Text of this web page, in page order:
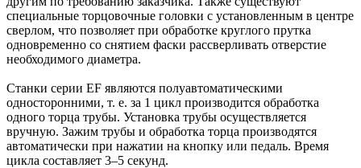
специальные торцовочные головки с установленным в центре
сверлом, что позволяет при обработке круглого прутка
одновременно со снятием фаски рассверливать отверстие
необходимого диаметра.
Станки серии EF являются полуавтоматическими
односторонними, т. е. за 1 цикл производится обработка
одного торца трубы. Установка трубы осуществляется
вручную. Зажим трубы и обработка торца производятся
автоматически при нажатии на кнопку или педаль. Время
цикла составляет 3–5 секунд.